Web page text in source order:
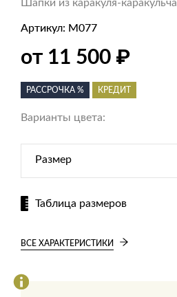
Шапки из каракуля-каракульча
Артикул: M077
от 11 500 ₽
РАССРОЧКА % КРЕДИТ
Варианты цвета:
Размер
Таблица размеров
ВСЕ ХАРАКТЕРИСТИКИ